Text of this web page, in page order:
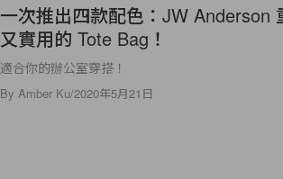
一次推出四款配色：JW Anderson
又實用的 Tote Bag！
適合你的辦公室穿搭！
By Amber Ku/2020年5月21日